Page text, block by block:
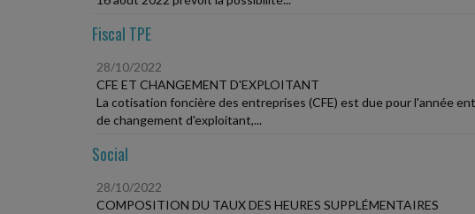
Fiscal TPE
28/10/2022
CFE ET CHANGEMENT D'EXPLOITANT
La cotisation foncière des entreprises (CFE) est due pour l'année
de changement d'exploitant,...
Social
28/10/2022
COMPOSITION DU TAUX DES HEURES SUPPLÉMENTAIRES